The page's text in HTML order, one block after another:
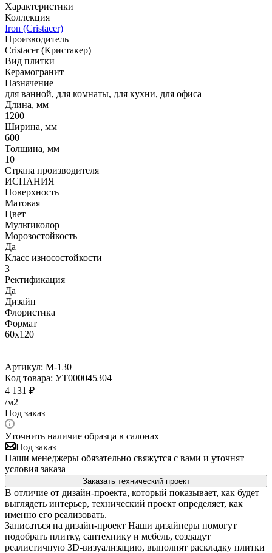
Характеристики
Коллекция
Iron (Cristacer)
Производитель
Cristacer (Кристакер)
Вид плитки
Керамогранит
Назначение
для ванной, для комнаты, для кухни, для офиса
Длина, мм
1200
Ширина, мм
600
Толщина, мм
10
Страна производителя
ИСПАНИЯ
Поверхность
Матовая
Цвет
Мультиколор
Морозостойкость
Да
Класс износостойкости
3
Ректификация
Да
Дизайн
Флористика
Формат
60x120
Артикул: M-130
Код товара: УТ000045304
4 131 ₽
/м2
Под заказ
Уточнить наличие образца в салонах
Под заказ
Наши менеджеры обязательно свяжутся с вами и уточнят
условия заказа
Заказать технический проект
В отличие от дизайн-проекта, который показывает, как будет
выглядеть интерьер, технический проект определяет, как
именно его реализовать.
Записаться на дизайн-проект Наши дизайнеры помогут
подобрать плитку, сантехнику и мебель, создадут
реалистичную 3D-визуализацию, выполнят раскладку плитки